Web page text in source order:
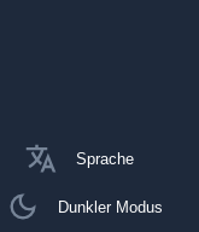
Sprache
Dunkler Modus